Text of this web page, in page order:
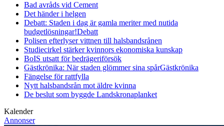
Bad avråds vid Cement
Det händer i helgen
Debatt: Staden i dag är gamla meriter med nutida
budgetlösningar!Debatt
Polisen efterlyser vittnen till halsbandsrånen
Studiecirkel stärker kvinnors ekonomiska kunskap
BoIS utsatt för bedrägeriförsök
Gästkrönika: När staden glömmer sina spårGästkrönika
Fängelse för rattfylla
Nytt halsbandsrån mot äldre kvinna
De beslut som byggde Landskronaplanket
Kalender
Annonser